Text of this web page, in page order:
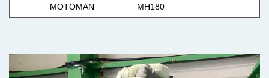
MOTOMAN MH180